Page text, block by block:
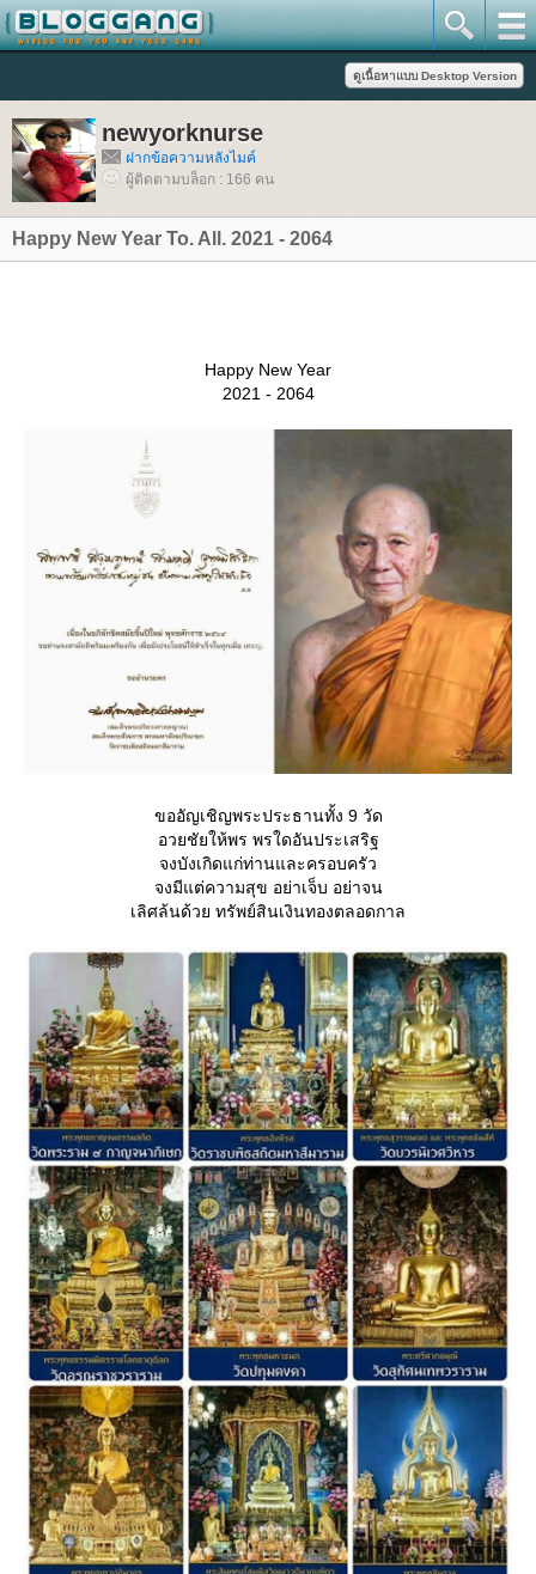
newyorknurse
ฝากข้อความหลังไมค์
ผู้ติดตามบล็อก : 166 คน
Happy New Year To. All. 2021 - 2064
Happy New Year
2021 - 2064
ขออัญเชิญพระประธานทั้ง 9 วัด
อวยชัยให้พร พรใดอันประเสริฐ
จงบังเกิดแก่ท่านและครอบครัว
จงมีแต่ความสุข อย่าเจ็บ อย่าจน
เลิศล้นด้วย ทรัพย์สินเงินทองตลอดกาล